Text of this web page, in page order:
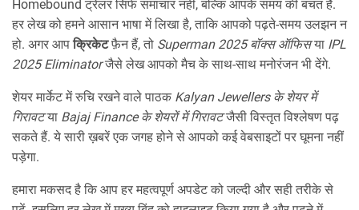
Homebound ट्रेलर सिर्फ समाचार नहीं, बल्कि आपके समय की बचत है.
हर लेख को हमने आसान भाषा में लिखा है, ताकि आपको पढ़ते‑समय उलझन न
हो. अगर आपक्रिकेटफ़ैन हैं, तो Superman 2025 बॉक्स ऑफिसया IPL
2025 Eliminatorजैसे लेख आपको मैच के साथ-साथ मनोरंजन भी देंगे.
शेयर मार्केट में रुचि रखने वाले पाठक Kalyan Jewellers के शेयर में
गिरावटया Bajaj Finance के शेयरों में गिरावटजैसी विस्तृत विश्लेषण पढ़
सकते हैं. ये सारी ख़बरें एक जगह होने से आपको कई वेबसाइटों पर घूमना नहीं
पड़ेगा.
हमारा मकसद है कि आप हर महत्वपूर्ण अपडेट को जल्दी और सही तरीके से